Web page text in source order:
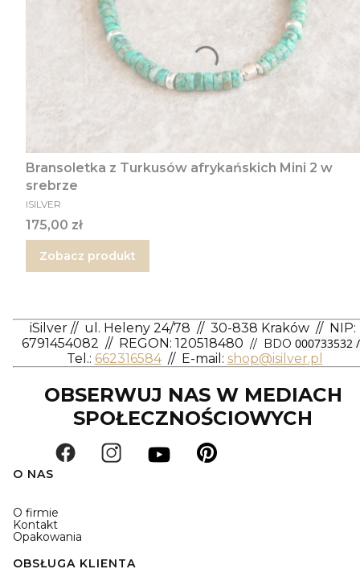
Bransoletka z Turkusów afrykańskich Mini 2 w
srebrze
PRODUCENT
ISILVER
Cena
175,00 zł
Zobacz produkt
iSilver // ul. Heleny 24/78 // 30-838 Kraków // NIP:
6791454082 // REGON: 120518480 // BDO 000733532
Tel.: 662316584 // E-mail: shop@isilver.pl
OBSERWUJ NAS W MEDIACH
SPOŁECZNOŚCIOWYCH
O NAS
O firmie
Kontakt
Opakowania
OBSŁUGA KLIENTA